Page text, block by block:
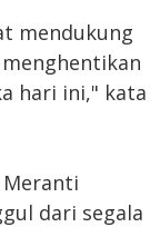
mendukung
hari ini," kata
Meranti
dari segala